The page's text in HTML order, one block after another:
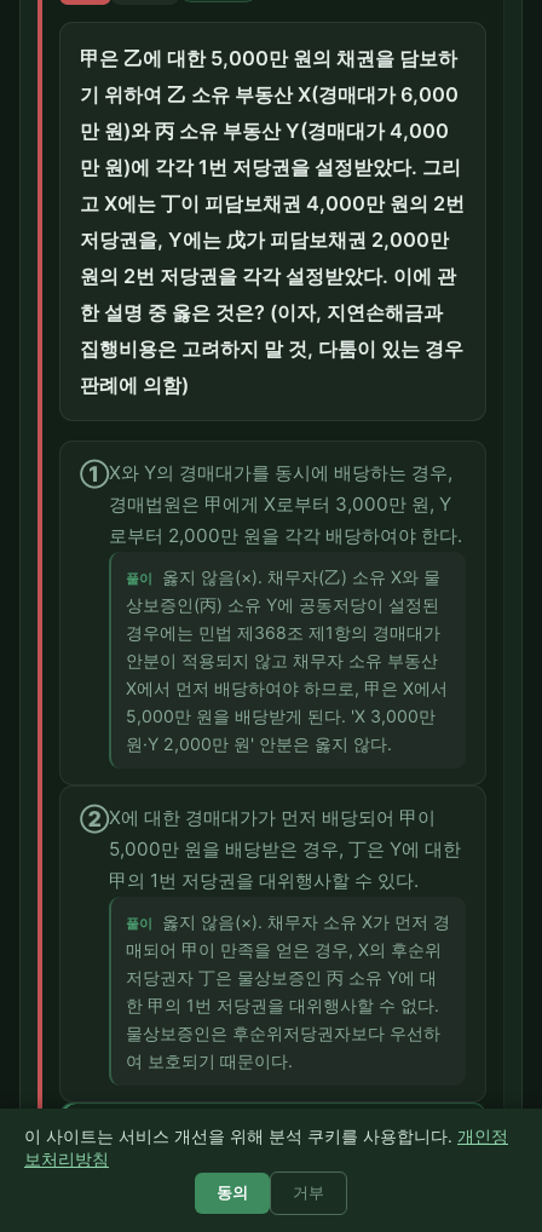
甲은 乙에 대한 5,000만 원의 채권을 담보하
기 위하여 乙 소유 부동산 X(경매대가 6,000
만 원)와 丙 소유 부동산 Y(경매대가 4,000
만 원)에 각각 1번 저당권을 설정받았다. 그리
고 X에는 丁이 피담보채권 4,000만 원의 2번
저당권을, Y에는 戊가 피담보채권 2,000만
원의 2번 저당권을 각각 설정받았다. 이에 관
한 설명 중 옳은 것은? (이자, 지연손해금과
집행비용은 고려하지 말 것, 다툼이 있는 경우
판례에 의함)
①X와 Y의 경매대가를 동시에 배당하는 경우,
경매법원은 甲에게 X로부터 3,000만 원, Y
로부터 2,000만 원을 각각 배당하여야 한다.
풀이
옳지 않음(×). 채무자(乙) 소유 X와 물
상보증인(丙) 소유 Y에 공동저당이 설정된
경우에는 민법 제368조 제1항의 경매대가
안분이 적용되지 않고 채무자 소유 부동산
X에서 먼저 배당하여야 하므로, 甲은 X에서
5,000만 원을 배당받게 된다. 'X 3,000만
원·Y 2,000만 원' 안분은 옳지 않다.
②X에 대한 경매대가가 먼저 배당되어 甲이
5,000만 원을 배당받은 경우, 丁은 Y에 대한
甲의 1번 저당권을 대위행사할 수 있다.
풀이
옳지 않음(×). 채무자 소유 X가 먼저 경
매되어 甲이 만족을 얻은 경우, X의 후순위
저당권자 丁은 물상보증인 丙 소유 Y에 대
한 甲의 1번 저당권을 대위행사할 수 없다.
물상보증인은 후순위저당권자보다 우선하
여 보호되기 때문이다.
③Y에 대한 경매대가가 먼저 배당되어 甲이
4,000만 원을 배당받은 경우, 丙은 甲이 배
당받은 범위 내에서 X에 대한 甲의 1번 저당
이 사이트는 서비스 개선을 위해 분석 쿠키를 사용합니다. 개인정
보처리방침
동의 거부